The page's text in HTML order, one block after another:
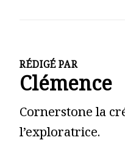
RÉDIGÉ PAR
Clémence
Cornerstone la
l’exploratrice.